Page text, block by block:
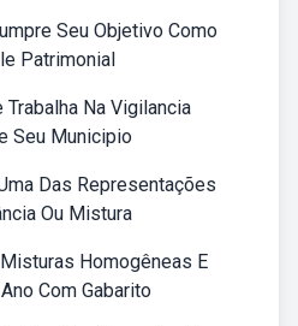
Seu Objetivo Como
Patrimonial
Trabalha Na Vigilancia
Seu Municipio
Das Representações
Ou Mistura
Homogêneas E
Com Gabarito